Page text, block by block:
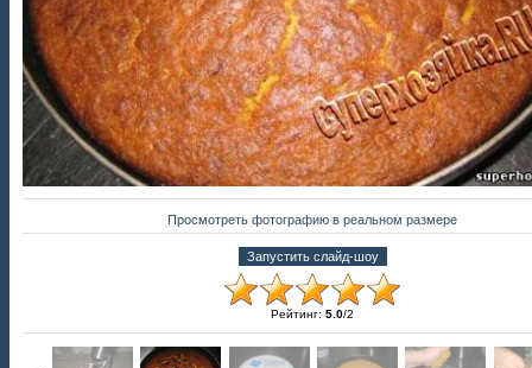
Просмотреть фотографию в реальном размере
Рейтинг: 5.0/2